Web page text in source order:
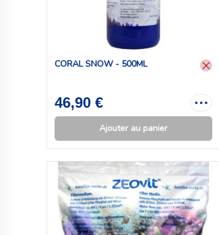
CORAL SNOW - 500ML
46,90 €
Ajouter au panier